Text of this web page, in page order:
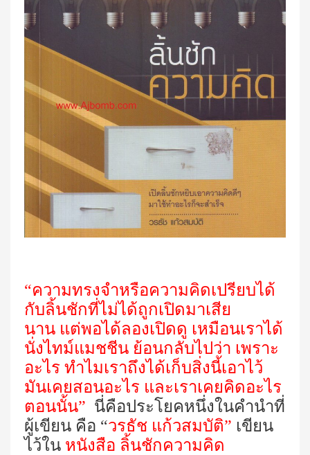
“ความทรงจำหรือความคิดเปรียบได้
กับลิ้นชักที่ไม่ได้ถูกเปิดมาเสีย
นาน แต่พอได้ลองเปิดดู เหมือนเราได้
นั่งไทม์แมชชีน ย้อนกลับไปว่า เพราะ
อะไร ทำไมเราถึงได้เก็บสิ่งนี้เอาไว้
มันเคยสอนอะไร และเราเคยคิดอะไร
ตอนนั้น” นี่คือประโยคหนึ่งในคำนำที่
ผู้เขียน คือ “วรธัช แก้วสมบัติ” เขียน
ไว้ใน หนังสือ ลิ้นชักความคิด